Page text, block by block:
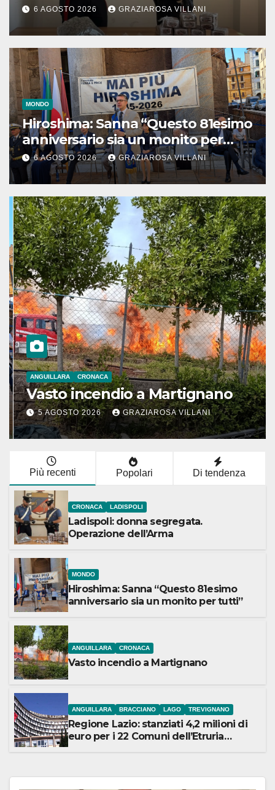
6 AGOSTO 2026 GRAZIAROSA VILLANI
MONDO
Hiroshima: Sanna “Questo 81esimo
anniversario sia un monito per
tutti”
6 AGOSTO 2026 GRAZIAROSA VILLANI
ANGUILLARA CRONACA
Vasto incendio a Martignano
5 AGOSTO 2026 GRAZIAROSA VILLANI
Più recenti Popolari Di tendenza
CRONACA LADISPOLI
Ladispoli: donna segregata.
Operazione dell’Arma
MONDO
Hiroshima: Sanna “Questo 81esimo
anniversario sia un monito per tutti”
ANGUILLARA CRONACA
Vasto incendio a Martignano
ANGUILLARA BRACCIANO LAGO TREVIGNANO
Regione Lazio: stanziati 4,2 milioni di
euro per i 22 Comuni dell’Etruria